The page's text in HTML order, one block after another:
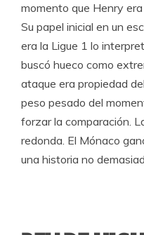
momento que Henry
Su papel inicial en un
era la Ligue 1 lo
buscó hueco como
ataque era propiedad
peso pesado del
forzar la comparación.
redonda. El Mónaco
una historia no